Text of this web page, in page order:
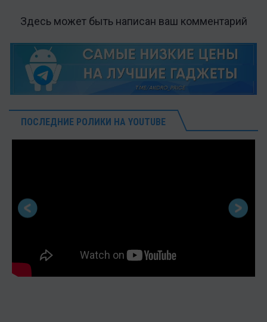
Здесь может быть написан ваш комментарий
ПОСЛЕДНИЕ РОЛИКИ НА YOUTUBE